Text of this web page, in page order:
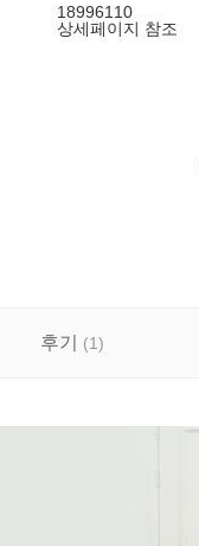
18996110
상세페이지 참조
후기 (1)